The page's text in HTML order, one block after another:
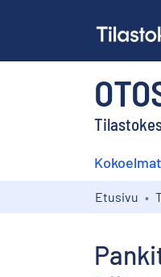
Kokoelmat
Etusivu